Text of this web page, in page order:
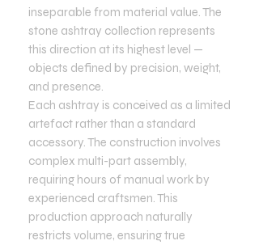
inseparable from material value. The
stone ashtray collection represents
this direction at its highest level —
objects defined by precision, weight,
and presence.
Each ashtray is conceived as a limited
artefact rather than a standard
accessory. The construction involves
complex multi-part assembly,
requiring hours of manual work by
experienced craftsmen. This
production approach naturally
restricts volume, ensuring true